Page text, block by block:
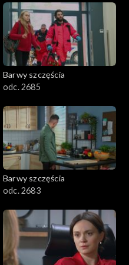
Barwy szczęścia
odc. 2685
Barwy szczęścia
odc. 2683